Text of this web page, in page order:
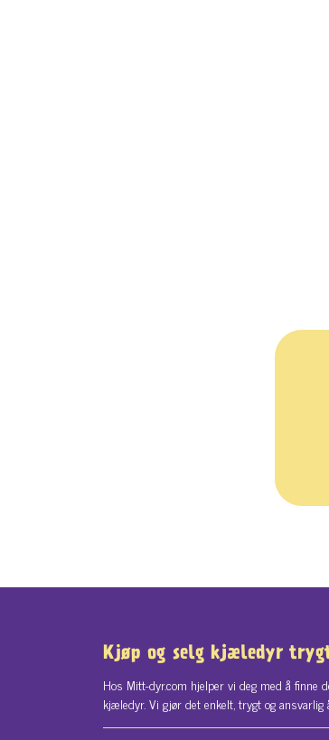
Kjøp og selg kjæledyr
Hos Mitt-dyr.com hjelper vi deg med å finne
kjæledyr. Vi gjør det enkelt, trygt og ansvarlig